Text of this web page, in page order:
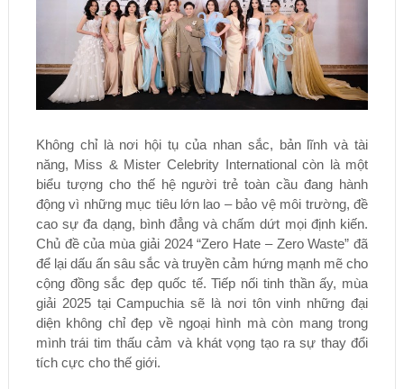
Không chỉ là nơi hội tụ của nhan sắc, bản lĩnh và tài
năng, Miss & Mister Celebrity International còn là một
biểu tượng cho thế hệ người trẻ toàn cầu đang hành
động vì những mục tiêu lớn lao – bảo vệ môi trường, đề
cao sự đa dạng, bình đẳng và chấm dứt mọi định kiến.
Chủ đề của mùa giải 2024 “Zero Hate – Zero Waste” đã
để lại dấu ấn sâu sắc và truyền cảm hứng mạnh mẽ cho
cộng đồng sắc đẹp quốc tế. Tiếp nối tinh thần ấy, mùa
giải 2025 tại Campuchia sẽ là nơi tôn vinh những đại
diện không chỉ đẹp về ngoại hình mà còn mang trong
mình trái tim thấu cảm và khát vọng tạo ra sự thay đổi
tích cực cho thế giới.